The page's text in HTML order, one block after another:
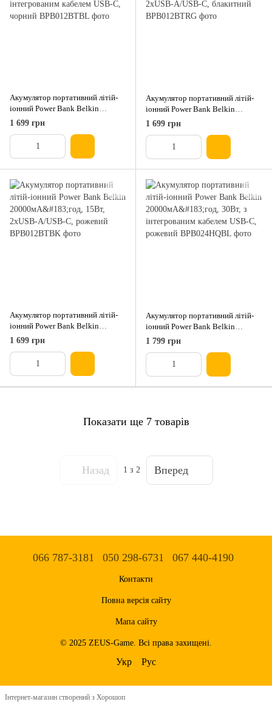
Акумулятор портативний літій-
іонний Power Bank Belkin
10000мА·год, 20Вт, з
інтегрованим кабелем USB-C,
1 699 грн
Акумулятор портативний літій-
іонний Power Bank Belkin
20000мА·год, 15Вт, 2хUSB-
A/USB-C, блакитний
1 699 грн
Акумулятор портативний літій-
іонний Power Bank Belkin
20000мА·год, 15Вт, 2хUSB-
A/USB-C, рожевий
1 699 грн
Акумулятор портативний літій-
іонний Power Bank Belkin
20000мА·год, 30Вт, з
інтегрованим кабелем USB-C,
рожевий
1 799 грн
Показати ще 7 товарів
Назад 1 з 2 Вперед
066 787-3181 050 298-6731 067 440-4190
Контакти
Повна версія сайту
Мапа сайту
© 2025 ZEUS-Game. Всі права захищені.
Укр Рус
Інтернет-магазин створений з Хорошоп